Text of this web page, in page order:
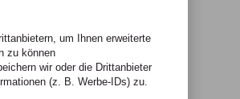
um Ihnen erweiterte
zu können
wir oder die Drittanbieter
(z. B. Werbe-IDs) zu.